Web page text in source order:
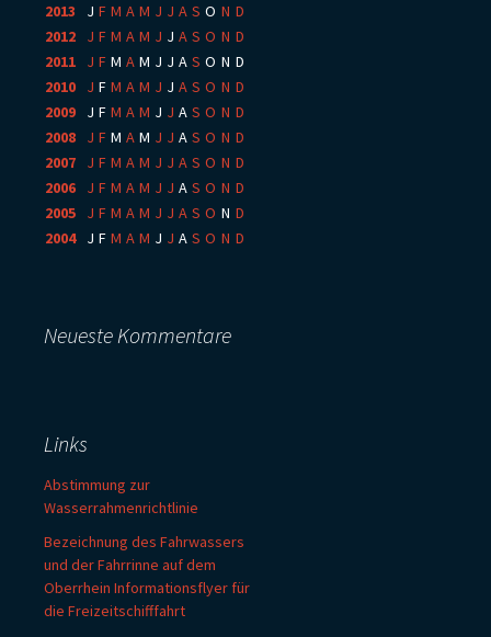
2013
J F M A M J J A S O N D
2012
J F M A M J J A S O N D
2011
J F M A M J J A S O N D
2010
J F M A M J J A S O N D
2009
J F M A M J J A S O N D
2008
J F M A M J J A S O N D
2007
J F M A M J J A S O N D
2006
J F M A M J J A S O N D
2005
J F M A M J J A S O N D
2004: J F M A M J J A S O N D
Neueste Kommentare
Links
Abstimmung zur
Wasserrahmenrichtlinie
Bezeichnung des Fahrwassers
und der Fahrrinne auf dem
Oberrhein Informationsflyer für
die Freizeitschifffahrt